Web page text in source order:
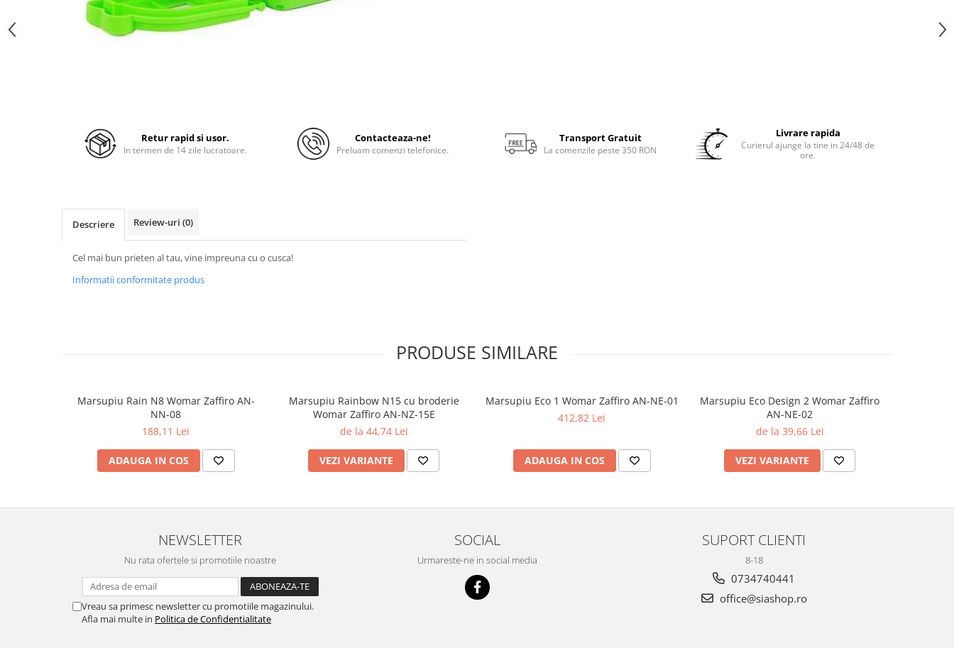
Retur rapid si usor.
In termen de 14 zile lucratoare.
Contacteaza-ne!
Preluam comenzi telefonice.
Transport Gratuit
La comenzile peste 350 RON
Livrare rapida
Curierul ajunge la tine in 24/48 de
ore.
Descriere Review-uri (0)
Cel mai bun prieten al tau, vine impreuna cu o cusca!
Informatii conformitate produs
PRODUSE SIMILARE
Marsupiu Rain N8 Womar Zaffiro AN-
NN-08
188,11 Lei
ADAUGA IN COS
Marsupiu Rainbow N15 cu broderie
Womar Zaffiro AN-NZ-15E
de la 44,74 Lei
VEZI VARIANTE
Marsupiu Eco 1 Womar Zaffiro AN-NE-01
412,82 Lei
ADAUGA IN COS
Marsupiu Eco Design 2 Womar Zaffiro
AN-NE-02
de la 39,66 Lei
VEZI VARIANTE
NEWSLETTER
Nu rata ofertele si promotiile noastre
Vreau sa primesc newsletter cu promotiile magazinului.
Afla mai multe in Politica de Confidentialitate
SOCIAL
Urmareste-ne in social media
SUPORT CLIENTI
8-18
0734740441
office@siashop.ro